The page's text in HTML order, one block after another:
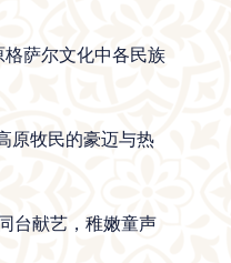
萨尔文化中各民族
原牧民的豪迈与热
台献艺，稚嫩童声